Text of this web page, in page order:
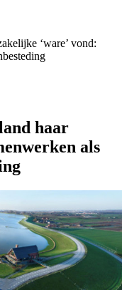
‘ware’ vond:
haar
als